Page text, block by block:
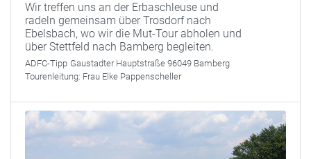
Wir treffen uns an der Erbaschleuse und
radeln gemeinsam über Trosdorf nach
Ebelsbach, wo wir die Mut-Tour abholen und
über Stettfeld nach Bamberg begleiten.
ADFC-Tipp Gaustadter Hauptstraße 96049 Bamberg
Tourenleitung: Frau Elke Pappenscheller